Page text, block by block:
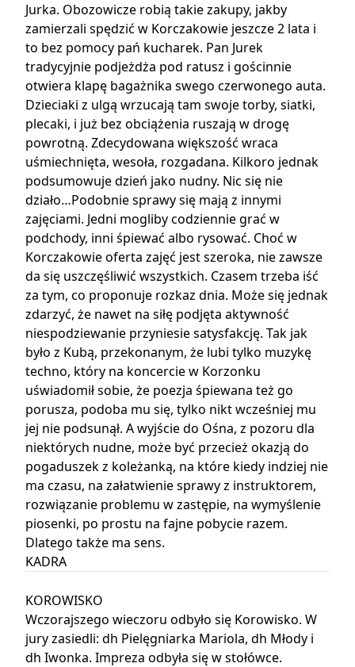
Jurka. Obozowicze robią takie zakupy, jakby
zamierzali spędzić w Korczakowie jeszcze 2 lata i
to bez pomocy pań kucharek. Pan Jurek
tradycyjnie podjeżdża pod ratusz i gościnnie
otwiera klapę bagażnika swego czerwonego auta.
Dzieciaki z ulgą wrzucają tam swoje torby, siatki,
plecaki, i już bez obciążenia ruszają w drogę
powrotną. Zdecydowana większość wraca
uśmiechnięta, wesoła, rozgadana. Kilkoro jednak
podsumowuje dzień jako nudny. Nic się nie
działo…Podobnie sprawy się mają z innymi
zajęciami. Jedni mogliby codziennie grać w
podchody, inni śpiewać albo rysować. Choć w
Korczakowie oferta zajęć jest szeroka, nie zawsze
da się uszczęśliwić wszystkich. Czasem trzeba iść
za tym, co proponuje rozkaz dnia. Może się jednak
zdarzyć, że nawet na siłę podjęta aktywność
niespodziewanie przyniesie satysfakcję. Tak jak
było z Kubą, przekonanym, że lubi tylko muzykę
techno, który na koncercie w Korzonku
uświadomił sobie, że poezja śpiewana też go
porusza, podoba mu się, tylko nikt wcześniej mu
jej nie podsunął. A wyjście do Ośna, z pozoru dla
niektórych nudne, może być przecież okazją do
pogaduszek z koleżanką, na które kiedy indziej nie
ma czasu, na załatwienie sprawy z instruktorem,
rozwiązanie problemu w zastępie, na wymyślenie
piosenki, po prostu na fajne pobycie razem.
Dlatego także ma sens.
KADRA
KOROWISKO
Wczorajszego wieczoru odbyło się Korowisko. W
jury zasiedli: dh Pielęgniarka Mariola, dh Młody i
dh Iwonka. Impreza odbyła się w stołówce.